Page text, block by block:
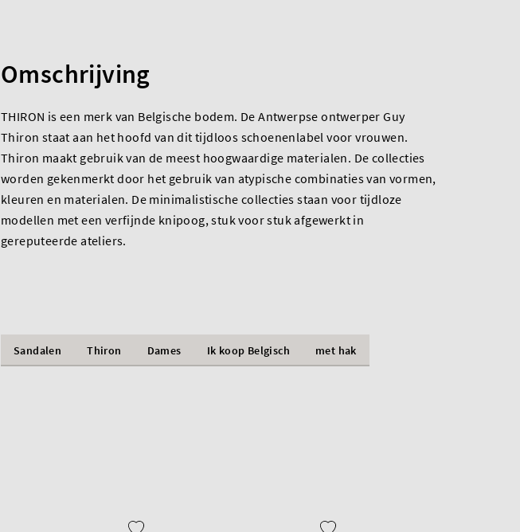
Omschrijving
THIRON is een merk van Belgische bodem. De Antwerpse ontwerper Guy
Thiron staat aan het hoofd van dit tijdloos schoenenlabel voor vrouwen.
Thiron maakt gebruik van de meest hoogwaardige materialen. De collecties
worden gekenmerkt door het gebruik van atypische combinaties van vormen,
kleuren en materialen. De minimalistische collecties staan voor tijdloze
modellen met een verfijnde knipoog, stuk voor stuk afgewerkt in
gereputeerde ateliers.
Sandalen Thiron Dames Ik koop Belgisch met hak